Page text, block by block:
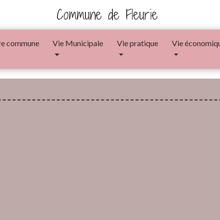
Commune de Fleurie
commune Vie Municipale Vie pratique Vie